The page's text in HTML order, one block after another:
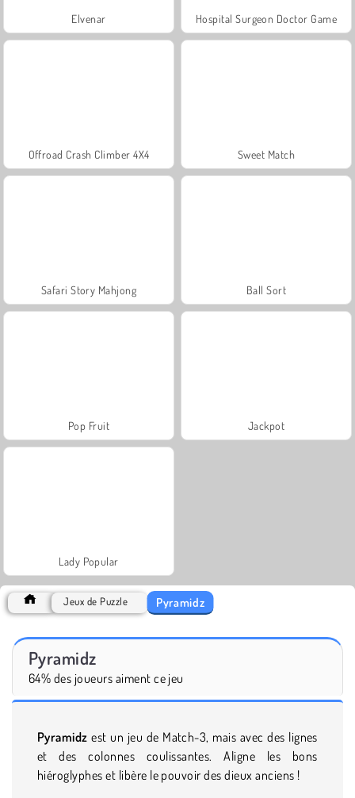
Elvenar Hospital Surgeon Doctor Game
Offroad Crash Climber 4X4 Sweet Match
Safari Story Mahjong Ball Sort
Pop Fruit Jackpot
Lady Popular
Jeux de Puzzle Pyramidz
Pyramidz
64% des joueurs aiment ce jeu
Pyramidz est un jeu de Match-3, mais avec des lignes
et des colonnes coulissantes. Aligne les bons
hiéroglyphes et libère le pouvoir des dieux anciens !